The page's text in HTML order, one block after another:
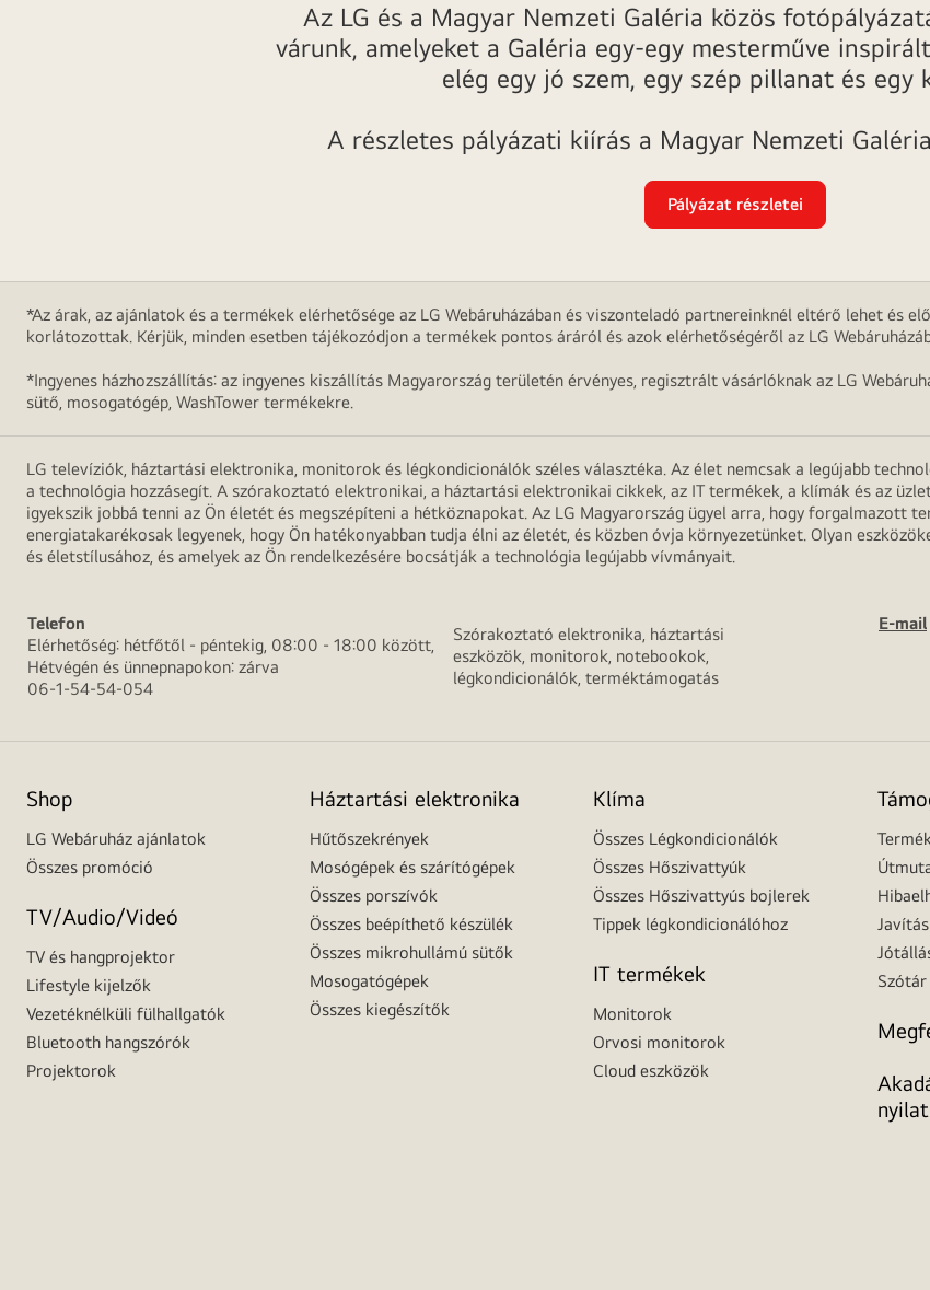
Az LG és a Magyar Nemzeti Galéria közös
várunk, amelyeket a Galéria egy-egy mesterműve
elég egy jó szem, egy szép pillanat és egy
A részletes pályázati kiírás a Magyar Nemzeti
Pályázat részletei
*Az árak, az ajánlatok és a termékek elérhetősége az LG Webáruházában és viszonteladó partnereinknél eltérő lehet és
korlátozottak. Kérjük, minden esetben tájékozódjon a termékek pontos áráról és azok elérhetőségéről az LG
*Ingyenes házhozszállítás: az ingyenes kiszállítás Magyarország területén érvényes, regisztrált vásárlóknak az LG
sütő, mosogatógép, WashTower termékekre.
LG televíziók, háztartási elektronika, monitorok és légkondicionálók széles választéka. Az élet nemcsak a legújabb
a technológia hozzásegít. A szórakoztató elektronikai, a háztartási elektronikai cikkek, az IT termékek, a klímák és az
igyekszik jobbá tenni az Ön életét és megszépíteni a hétköznapokat. Az LG Magyarország ügyel arra, hogy forgalmazott
energiatakarékosak legyenek, hogy Ön hatékonyabban tudja élni az életét, és közben óvja környezetünket. Olyan
és életstílusához, és amelyek az Ön rendelkezésére bocsátják a technológia legújabb vívmányait.
Telefon
Elérhetőség: hétfőtől - péntekig, 08:00 - 18:00 között,
Hétvégén és ünnepnapokon: zárva
06-1-54-54-054
Szórakoztató elektronika, háztartási
eszközök, monitorok, notebookok,
légkondicionálók, terméktámogatás
E-mail
Shop
LG Webáruház ajánlatok
Összes promóció
TV/Audio/Videó
TV és hangprojektor
Lifestyle kijelzők
Vezetéknélküli fülhallgatók
Bluetooth hangszórók
Projektorok
Háztartási elektronika
Hűtőszekrények
Mosógépek és szárítógépek
Összes porszívók
Összes beépíthető készülék
Összes mikrohullámú sütők
Mosogatógépek
Összes kiegészítők
Klíma
Összes Légkondicionálók
Összes Hőszivattyúk
Összes Hőszivattyús bojlerek
Tippek légkondicionálóhoz
IT termékek
Monitorok
Orvosi monitorok
Cloud eszközök
Szótár